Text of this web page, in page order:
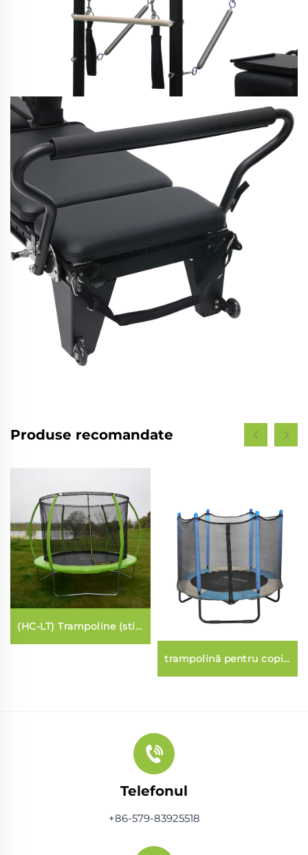
Produse recomandate
(HC-LT) Trampoline (stil
lantarnă fibraglas)
trampolină pentru copii
cu plasă de siguranță
Telefonul
+86-579-83925518